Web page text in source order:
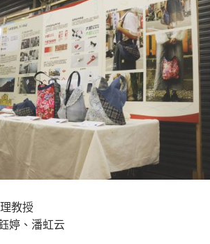
教授
婷、潘虹云